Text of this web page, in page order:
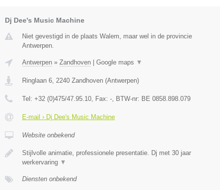
Dj Dee's Music Machine
Niet gevestigd in de plaats Walem, maar wel in de provincie
Antwerpen.
Antwerpen » Zandhoven Google maps ▼
Ringlaan 6 2240 Zandhoven (Antwerpen)
Tel: +32 (0)475/47.95.10 , Fax: - , BTW-nr: BE 0858.898.079
E-mail › Dj Dee's Music Machine
Website onbekend
Stijlvolle animatie, professionele presentatie. Dj met 30 jaar
werkervaring ▼
Diensten onbekend